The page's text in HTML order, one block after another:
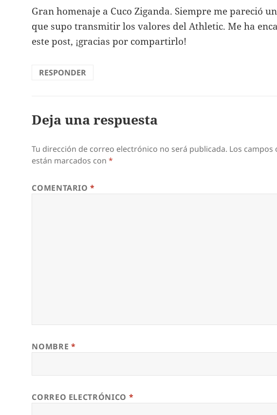
Gran homenaje a Cuco Ziganda. Siempre me pareció
que supo transmitir los valores del Athletic. Me ha
este post, ¡gracias por compartirlo!
RESPONDER
Deja una respuesta
Tu dirección de correo electrónico no será publicada. Los
están marcados con*
COMENTARIO*
NOMBRE *
CORREO ELECTRÓNICO *